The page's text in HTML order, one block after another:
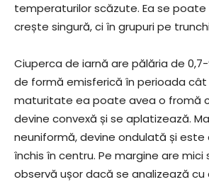
temperaturilor scăzute. Ea se poate
crește singură, ci în grupuri pe
Ciuperca de iarnă are pălăria de
de formă emisferică în perioada
maturitate ea poate avea o fromă
devine convexă și se aplatizează.
neuniformă, devine ondulată și este
închis în centru. Pe margine are mici
observă ușor dacă se analizează cu